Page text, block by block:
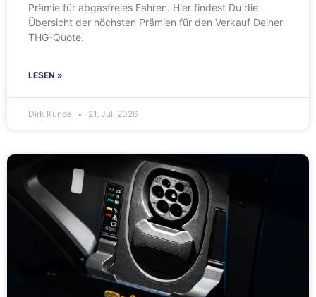
Prämie für abgasfreies Fahren. Hier findest Du die
Übersicht der höchsten Prämien für den Verkauf Deiner
THG-Quote.
LESEN »
Dirk Kunde 21. Juli 2026